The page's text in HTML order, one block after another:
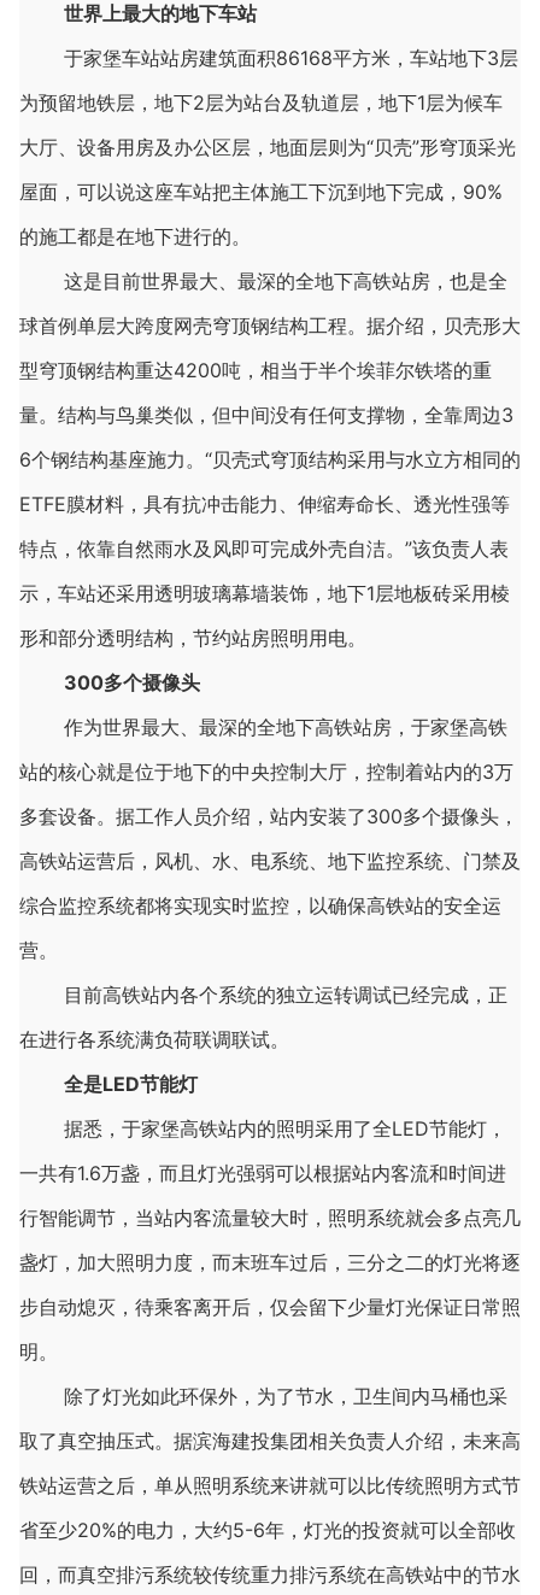
世界上最大的地下车站
于家堡车站站房建筑面积86168平方米，车站地下3层
为预留地铁层，地下2层为站台及轨道层，地下1层为候车
大厅、设备用房及办公区层，地面层则为“贝壳”形穹顶采光
屋面，可以说这座车站把主体施工下沉到地下完成，90%
的施工都是在地下进行的。
这是目前世界最大、最深的全地下高铁站房，也是全
球首例单层大跨度网壳穹顶钢结构工程。据介绍，贝壳形大
型穹顶钢结构重达4200吨，相当于半个埃菲尔铁塔的重
量。结构与鸟巢类似，但中间没有任何支撑物，全靠周边3
6个钢结构基座施力。“贝壳式穹顶结构采用与水立方相同的
ETFE膜材料，具有抗冲击能力、伸缩寿命长、透光性强等
特点，依靠自然雨水及风即可完成外壳自洁。”该负责人表
示，车站还采用透明玻璃幕墙装饰，地下1层地板砖采用棱
形和部分透明结构，节约站房照明用电。
300多个摄像头
作为世界最大、最深的全地下高铁站房，于家堡高铁
站的核心就是位于地下的中央控制大厅，控制着站内的3万
多套设备。据工作人员介绍，站内安装了300多个摄像头，
高铁站运营后，风机、水、电系统、地下监控系统、门禁及
综合监控系统都将实现实时监控，以确保高铁站的安全运
营。
目前高铁站内各个系统的独立运转调试已经完成，正
在进行各系统满负荷联调联试。
全是LED节能灯
据悉，于家堡高铁站内的照明采用了全LED节能灯，
一共有1.6万盏，而且灯光强弱可以根据站内客流和时间进
行智能调节，当站内客流量较大时，照明系统就会多点亮几
盏灯，加大照明力度，而末班车过后，三分之二的灯光将逐
步自动熄灭，待乘客离开后，仅会留下少量灯光保证日常照
明。
除了灯光如此环保外，为了节水，卫生间内马桶也采
取了真空抽压式。据滨海建投集团相关负责人介绍，未来高
铁站运营之后，单从照明系统来讲就可以比传统照明方式节
省至少20%的电力，大约5-6年，灯光的投资就可以全部收
回，而真空排污系统较传统重力排污系统在高铁站中的节水